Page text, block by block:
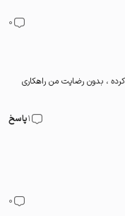
0
کوکوین دارایی منو به دلیل اهراز هویت نکردن redeem کرده ، بدون رضایت من راهکاری
1پاسخ
0